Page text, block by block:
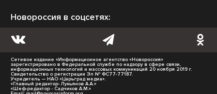
Новороссия в соцсетях:
Сетевое издание «Информационное агентство «Новороссия»
зарегистрировано в Федеральной службе по надзору в сфере связи,
информационных технологий и массовых коммуникаций 20 ноября 2019 г.
Свидетельство о регистрации Эл № ФС77-77187.
Учредитель — НАО «Царьград медиа».
«Главный редактор- Лукьянов А.А.»
«Шеф-редактор - Садчиков А.М.»